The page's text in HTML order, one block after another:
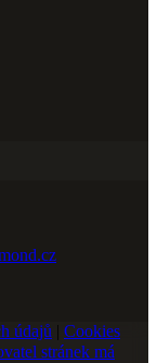
údajů | Cookies
stránek má